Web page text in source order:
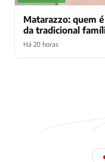
Matarazzo: quem
da tradicional
Há 20 horas